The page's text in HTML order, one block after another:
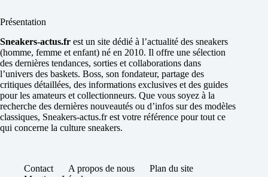
Présentation
Sneakers-actus.fr est un site dédié à l’actualité des sneakers
(homme, femme et enfant) né en 2010. Il offre une sélection
des dernières tendances, sorties et collaborations dans
l’univers des baskets. Boss, son fondateur, partage des
critiques détaillées, des informations exclusives et des guides
pour les amateurs et collectionneurs. Que vous soyez à la
recherche des dernières nouveautés ou d’infos sur des modèles
classiques, Sneakers-actus.fr est votre référence pour tout ce
qui concerne la culture sneakers.
Contact A propos de nous
Plan du site